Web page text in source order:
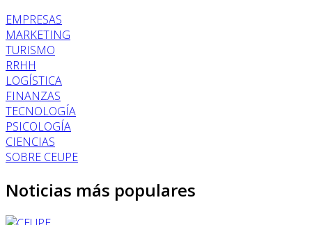
EMPRESAS
MARKETING
TURISMO
RRHH
LOGÍSTICA
FINANZAS
TECNOLOGÍA
PSICOLOGÍA
CIENCIAS
SOBRE CEUPE
Noticias más populares